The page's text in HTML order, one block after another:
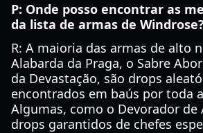
P: Onde posso encontrar as
da lista de armas de Windrose?
R: A maioria das armas de alto
Alabarda da Praga, o Sabre
da Devastação, são drops
encontrados em baús por toda
Algumas, como o Devorador de
drops garantidos de chefes